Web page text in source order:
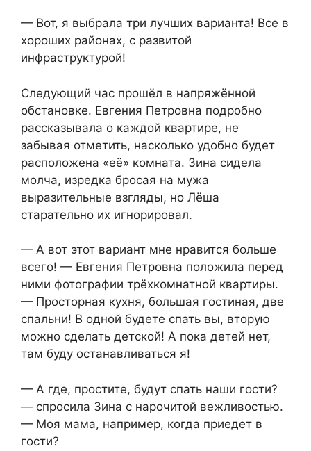
— Вот, я выбрала три лучших варианта! Все в
хороших районах, с развитой
инфраструктурой!
Следующий час прошёл в напряжённой
обстановке. Евгения Петровна подробно
рассказывала о каждой квартире, не
забывая отметить, насколько удобно будет
расположена «её» комната. Зина сидела
молча, изредка бросая на мужа
выразительные взгляды, но Лёша
старательно их игнорировал.
— А вот этот вариант мне нравится больше
всего! — Евгения Петровна положила перед
ними фотографии трёхкомнатной квартиры.
— Просторная кухня, большая гостиная, две
спальни! В одной будете спать вы, вторую
можно сделать детской! А пока детей нет,
там буду останавливаться я!
— А где, простите, будут спать наши гости?
— спросила Зина с нарочитой вежливостью.
— Моя мама, например, когда приедет в
гости?